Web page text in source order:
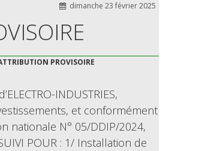
dimanche 23 février 2025
PROVISOIRE
INDUSTRIES,
et conformément
nationale N° 05/DDIP/2024,
POUR : 1/ Installation de